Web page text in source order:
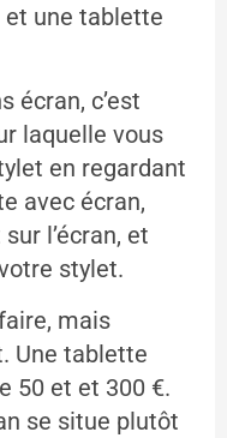
une tablette
écran, c’est
laquelle vous
en regardant
avec écran,
l’écran, et
stylet.
mais
Une tablette
50 et et 300 €.
se situe plutôt